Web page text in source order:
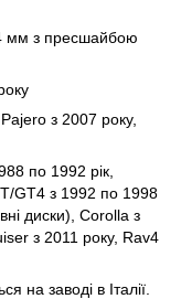
мм з пресшайбою
з 2007 року,
по 1992 рік,
GT4 з 1992 по 1998
диски), Corolla з
з 2011 року, Rav4
на заводі в Італії.